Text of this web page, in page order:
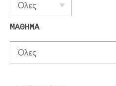
Όλες
ΜΑΘΗΜΑ
Όλες